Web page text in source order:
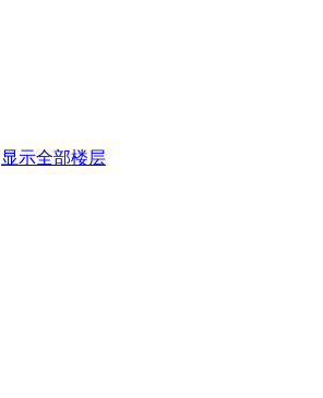
显示全部楼层